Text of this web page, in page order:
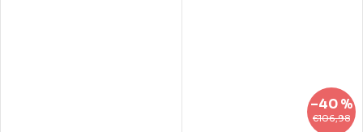
€106,98
–40 %